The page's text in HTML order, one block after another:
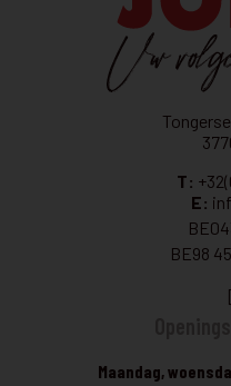
T:
E:
BE98
Maandag,